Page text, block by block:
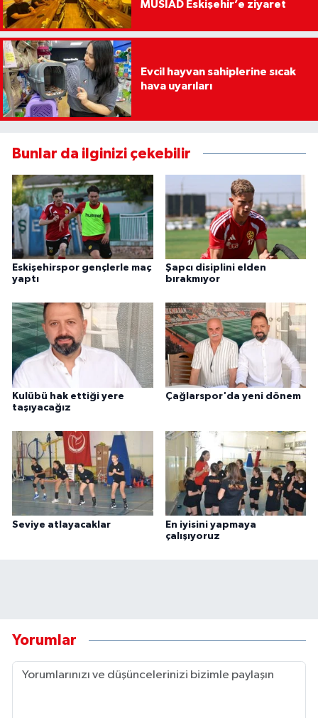
MÜSİAD Eskişehir’e ziyaret
Evcil hayvan sahiplerine sıcak
hava uyarıları
Bunlar da ilginizi çekebilir
Eskişehirspor gençlerle maç
yaptı
Şapcı disiplini elden
bırakmıyor
Kulübü hak ettiği yere
taşıyacağız
Çağlarspor'da yeni dönem
Seviye atlayacaklar
En iyisini yapmaya
çalışıyoruz
Yorumlar